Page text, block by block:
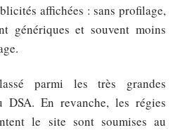
affichées : sans profilage,
génériques et souvent moins
parmi les très grandes
DSA. En revanche, les régies
le site sont soumises au